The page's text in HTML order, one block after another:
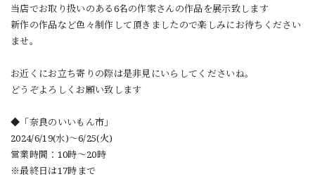
当店でお取り扱いのある6名の作家さんの作品を展示致します
新作の作品など色々制作して頂きましたので楽しみにお待ちください
ませ。
お近くにお立ち寄りの際は是非見にいらしてくださいね。
どうぞよろしくお願い致します
◆「奈良のいいもん市」
2024/6/19(水)～6/25(火)
営業時間：10時～20時
※最終日は17時まで